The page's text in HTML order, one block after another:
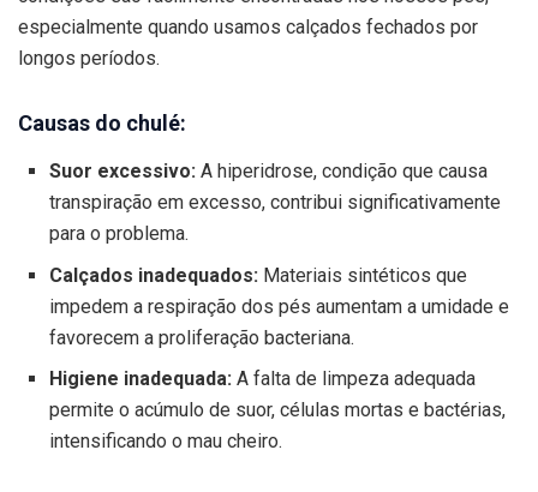
especialmente quando usamos calçados fechados por
longos períodos.
Causas do chulé:
Suor excessivo:A hiperidrose, condição que causa
transpiração em excesso, contribui significativamente
para o problema.
Calçados inadequados: Materiais sintéticos que
impedem a respiração dos pés aumentam a umidade e
favorecem a proliferação bacteriana.
Higiene inadequada:A falta de limpeza adequada
permite o acúmulo de suor, células mortas e bactérias,
intensificando o mau cheiro.